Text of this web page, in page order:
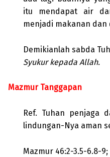
itu mendapat air
menjadi makanan dan
Demikianlah sabda
Syukur kepada Allah.
Mazmur Tanggapan
Ref. Tuhan penjaga
lindungan-Nya aman
Mazmur 46:2-3.5-6.8-9;